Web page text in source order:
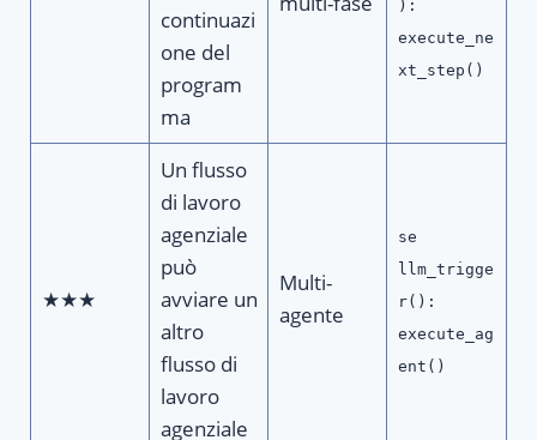
continuazi
one del
program
ma
):
execute_ne
xt_step()
★★★
Un flusso
di lavoro
agenziale
può
avviare un
altro
flusso di
lavoro
agenziale
Multi-
agente
se
llm_trigge
r():
execute_ag
ent()